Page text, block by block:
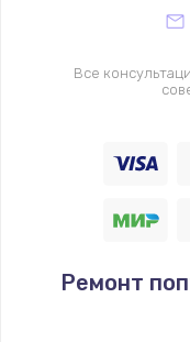
Все
Ремонт